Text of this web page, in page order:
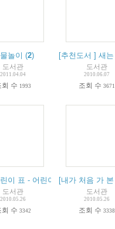
놀이 (2)
도서관
2011.04.04
회 수 1993
[추천도서 ] 새
도서관
2010.06.07
조회 수 3671
이 표 - 어린이 추천도서
도서관
2010.05.26
회 수 3342
[내가 처음 가
도서관
2010.05.26
조회 수 3338